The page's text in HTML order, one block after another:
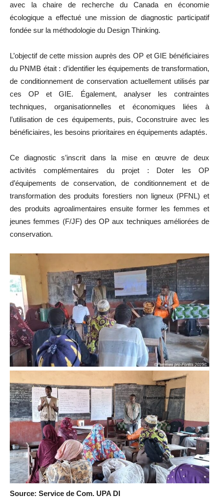
avec la chaire de recherche du Canada en économie
écologique a effectué une mission de diagnostic participatif
fondée sur la méthodologie du Design Thinking.
L’objectif de cette mission auprès des OP et GIE bénéficiaires
du PNMB était : d’identifier les équipements de transformation,
de conditionnement de conservation actuellement utilisés par
ces OP et GIE. Également, analyser les contraintes
techniques, organisationnelles et économiques liées à
l’utilisation de ces équipements, puis, Coconstruire avec les
bénéficiaires, les besoins prioritaires en équipements adaptés.
Ce diagnostic s’inscrit dans la mise en œuvre de deux
activités complémentaires du projet : Doter les OP
d’équipements de conservation, de conditionnement et de
transformation des produits forestiers non ligneux (PFNL) et
des produits agroalimentaires ensuite former les femmes et
jeunes femmes (F/JF) des OP aux techniques améliorées de
conservation.
Source: Service de Com. UPA DI